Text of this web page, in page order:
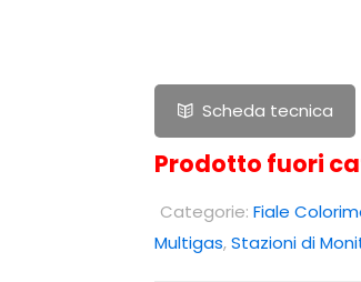
Scheda tecnica
Prodotto fuori
Categorie: Fiale
Multigas,Stazioni di